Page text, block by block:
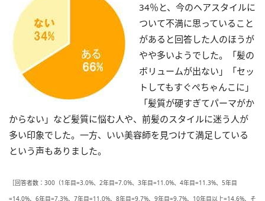
34％と、今のヘアスタイルに
ついて不満に思っていること
があると回答した人のほうが
やや多いようでした。「髪の
ボリュームが出ない」「セッ
トしてもすぐぺちゃんこに」
「髪質が硬すぎてパーマがか
からない」など髪質に悩む人や、前髪のスタイルに迷う人が
多い印象でした。一方、いい美容師を見つけて満足している
という声もありました。
［回答者数：300（1年目=3.0%、2年目=7.0%、3年目=11.0%、4年目=11.3%、5年目
=14.0%、6年目=7.3%、7年目=11.0%、8年目=9.7%、9年目=9.7%、10年目以上=14.6%、そ